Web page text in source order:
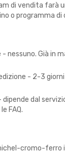
di vendita farà
o programma di
nessuno. Già in
- 2-3
dal
FAQ.
cromo-ferro